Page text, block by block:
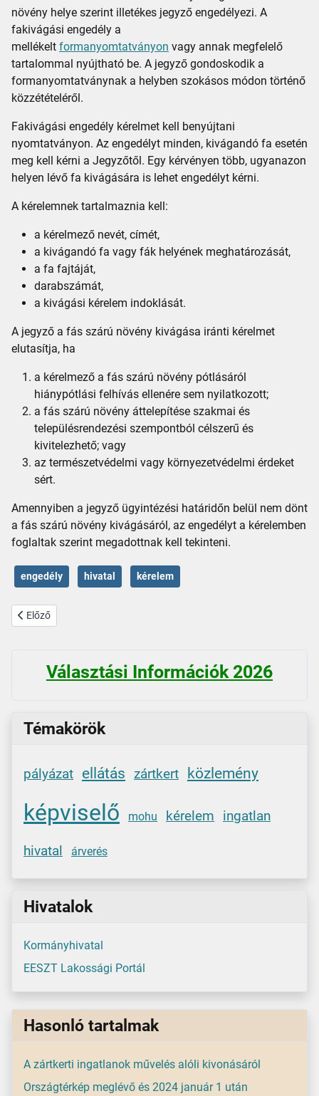
növény helye szerint illetékes jegyző engedélyezi. A
fakivágási engedély a
mellékelt formanyomtatványon vagy annak megfelelő
tartalommal nyújtható be. A jegyző gondoskodik a
formanyomtatványnak a helyben szokásos módon történő
közzétételéről.
Fakivágási engedély kérelmet kell benyújtani
nyomtatványon. Az engedélyt minden, kivágandó fa esetén
meg kell kérni a Jegyzőtől. Egy kérvényen több, ugyanazon
helyen lévő fa kivágására is lehet engedélyt kérni.
A kérelemnek tartalmaznia kell:
a kérelmező nevét, címét,
a kivágandó fa vagy fák helyének meghatározását,
a fa fajtáját,
darabszámát,
a kivágási kérelem indoklását.
A jegyző a fás szárú növény kivágása iránti kérelmet
elutasítja, ha
a kérelmező a fás szárú növény pótlásáról
hiánypótlási felhívás ellenére sem nyilatkozott;
a fás szárú növény áttelepítése szakmai és
településrendezési szempontból célszerű és
kivitelezhető; vagy
az természetvédelmi vagy környezetvédelmi érdeket
sért.
Amennyiben a jegyző ügyintézési határidőn belül nem dönt
a fás szárú növény kivágásáról, az engedélyt a kérelemben
foglaltak szerint megadottnak kell tekinteni.
engedély hivatal kérelem
Előző cikk: A belügyminiszter közleménye
Előző
Választási Információk 2026
Témakörök
pályázat ellátás zártkert közlemény
képviselő mohu kérelem ingatlan
hivatal árverés
Hivatalok
Kormányhivatal
EESZT Lakossági Portál
Hasonló tartalmak
A zártkerti ingatlanok művelés alóli kivonásáról
Országtérkép meglévő és 2024 január 1 után